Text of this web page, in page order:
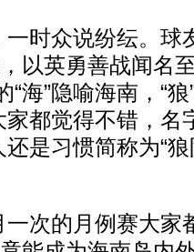
时众说纷纭。球
以英勇善战闻名
“海”隐喻海南，“
都觉得不错，名
是习惯简称为“
次的月例赛大家